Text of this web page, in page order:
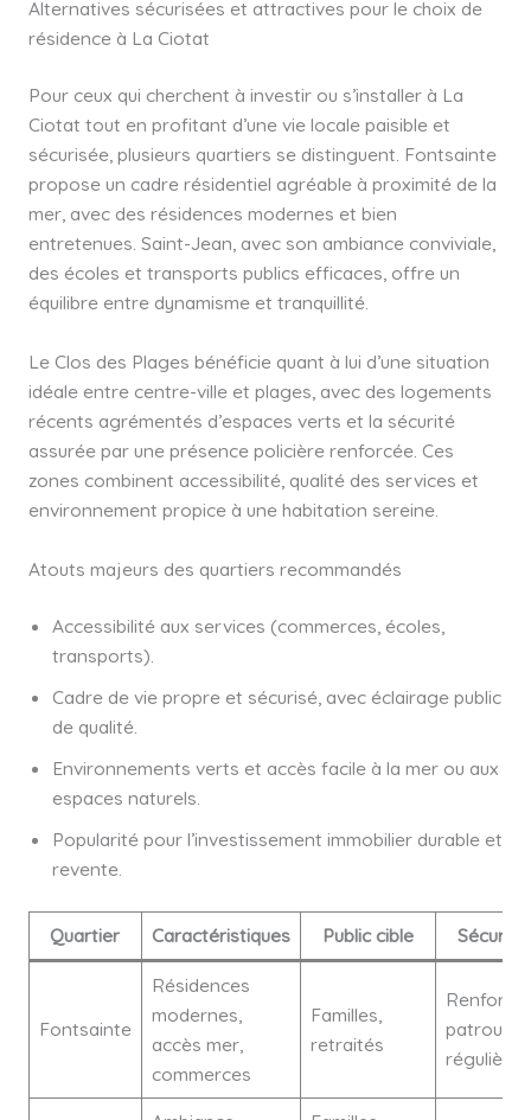
Alternatives sécurisées et attractives pour le choix de
résidence à La Ciotat
Pour ceux qui cherchent à investir ou s’installer à La
Ciotat tout en profitant d’une vie locale paisible et
sécurisée, plusieurs quartiers se distinguent. Fontsainte
propose un cadre résidentiel agréable à proximité de la
mer, avec des résidences modernes et bien
entretenues. Saint-Jean, avec son ambiance conviviale,
des écoles et transports publics efficaces, offre un
équilibre entre dynamisme et tranquillité.
Le Clos des Plages bénéficie quant à lui d’une situation
idéale entre centre-ville et plages, avec des logements
récents agrémentés d’espaces verts et la sécurité
assurée par une présence policière renforcée. Ces
zones combinent accessibilité, qualité des services et
environnement propice à une habitation sereine.
Atouts majeurs des quartiers recommandés
Accessibilité aux services (commerces, écoles,
transports).
Cadre de vie propre et sécurisé, avec éclairage public
de qualité.
Environnements verts et accès facile à la mer ou aux
espaces naturels.
Popularité pour l’investissement immobilier durable et
revente.
Quartier Caractéristiques Public cible Sécurité
Fontsainte
Résidences
modernes,
accès mer,
commerces
Familles,
retraités
régulières